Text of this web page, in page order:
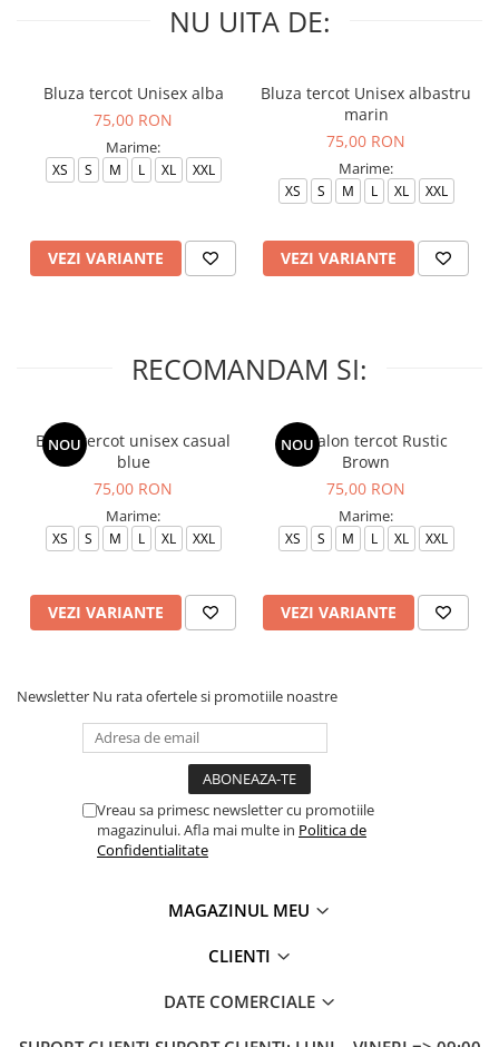
NU UITA DE:
Bluza tercot Unisex alba
75,00 RON
Marime:
XS S M L XL XXL
VEZI VARIANTE
Bluza tercot Unisex albastru
marin
75,00 RON
Marime:
XS S M L XL XXL
VEZI VARIANTE
RECOMANDAM SI:
NOU
Bluza tercot unisex casual
blue
75,00 RON
Marime:
XS S M L XL XXL
VEZI VARIANTE
NOU
Pantalon tercot Rustic
Brown
75,00 RON
Marime:
XS S M L XL XXL
VEZI VARIANTE
Newsletter Nu rata ofertele si promotiile noastre
Vreau sa primesc newsletter cu promotiile
magazinului. Afla mai multe in Politica de
Confidentialitate
MAGAZINUL MEU
CLIENTI
DATE COMERCIALE